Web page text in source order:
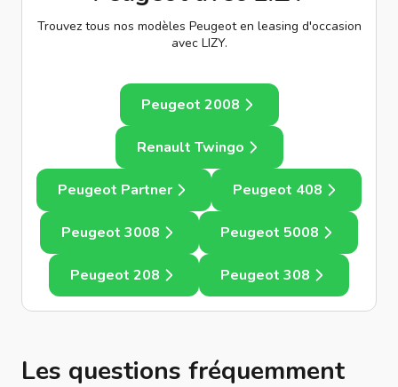
Trouvez tous nos modèles Peugeot en leasing d'occasion
avec LIZY.
Peugeot 2008
Renault Twingo
Peugeot Partner Peugeot 408
Peugeot 3008 Peugeot 5008
Peugeot 208 Peugeot 308
Les questions fréquemment